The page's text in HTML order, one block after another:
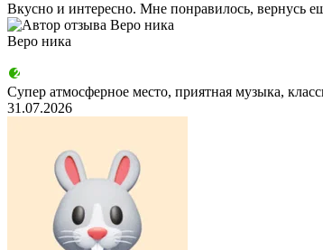
Вкусно и интересно. Мне понравилось, вернусь
Веро ника
Супер атмосферное место, приятная музыка,
31.07.2026